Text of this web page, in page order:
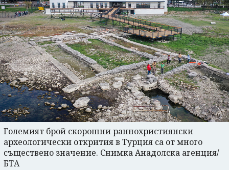
Големият брой скорошни раннохристиянски
археологически открития в Турция са от много
съществено значение. Снимка Анадолска агенция/
БТА